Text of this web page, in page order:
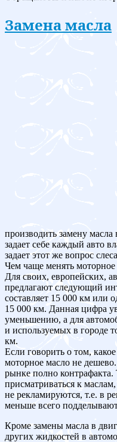
Замена масла
производить замену
задает себе каждый авто
задает этот же вопрос
Чем чаще менять
Для своих, европейских,
предлагают следующий
составляет 15 000 км или
15 000 км. Данная цифра
уменьшению, а для
и используемых в городе
км.
Если говорить о том,
моторное масло не
рынке полно контрафакта.
присматриваться к
не рекламируются, т.е. в
меньше всего
Кроме замены масла в
других жидкостей в